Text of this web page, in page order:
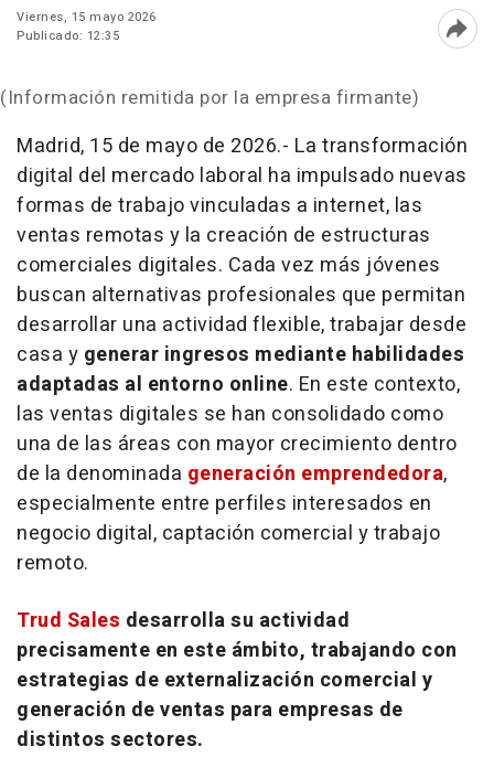
Viernes, 15 mayo 2026
Publicado: 12:35
(Información remitida por la empresa firmante)
Madrid, 15 de mayo de 2026.- La transformación
digital del mercado laboral ha impulsado nuevas
formas de trabajo vinculadas a internet, las
ventas remotas y la creación de estructuras
comerciales digitales. Cada vez más jóvenes
buscan alternativas profesionales que permitan
desarrollar una actividad flexible, trabajar desde
casa y generar ingresos mediante habilidades
adaptadas al entorno online. En este contexto,
las ventas digitales se han consolidado como
una de las áreas con mayor crecimiento dentro
de la denominada generación emprendedora,
especialmente entre perfiles interesados en
negocio digital, captación comercial y trabajo
remoto.
Trud Sales desarrolla su actividad
precisamente en este ámbito, trabajando con
estrategias de externalización comercial y
generación de ventas para empresas de
distintos sectores.